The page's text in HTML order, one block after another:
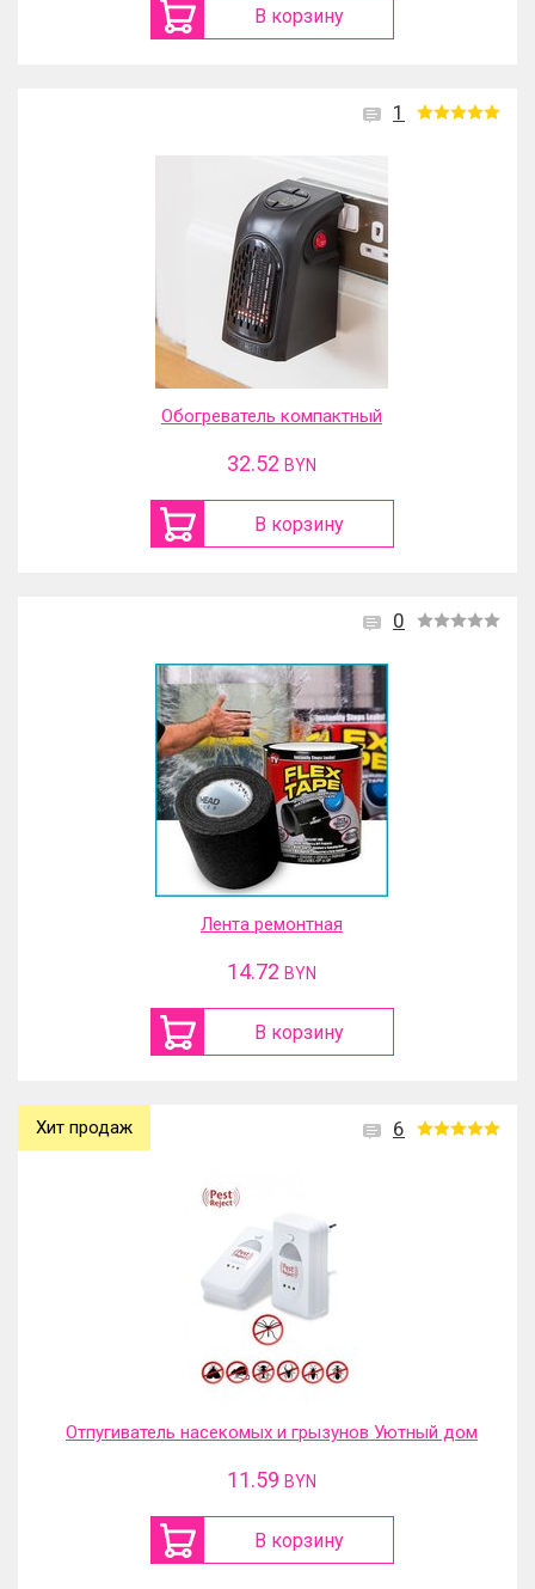
В корзину
1
Обогреватель компактный
32.52 BYN
В корзину
0
Лента ремонтная
14.72 BYN
В корзину
6
Хит продаж
Отпугиватель насекомых и грызунов Уютный дом
11.59 BYN
В корзину